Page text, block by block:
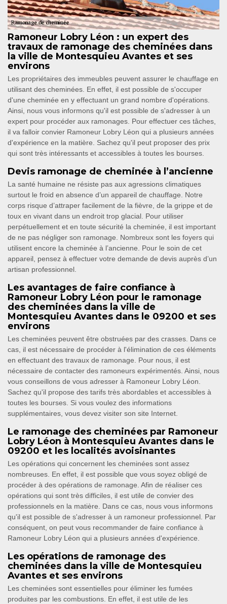
Ramoneur Lobry Léon : un expert des
travaux de ramonage des cheminées dans
la ville de Montesquieu Avantes et ses
environs
Les propriétaires des immeubles peuvent assurer le chauffage en
utilisant des cheminées. En effet, il est possible de s'occuper
d'une cheminée en y effectuant un grand nombre d'opérations.
Ainsi, nous vous informons qu'il est possible de s'adresser à un
expert pour procéder aux ramonages. Pour effectuer ces tâches,
il va falloir convier Ramoneur Lobry Léon qui a plusieurs années
d'expérience en la matière. Sachez qu'il peut proposer des prix
qui sont très intéressants et accessibles à toutes les bourses.
Devis ramonage de cheminée à l’ancienne
La santé humaine ne résiste pas aux agressions climatiques
surtout le froid en absence d’un appareil de chauffage. Notre
corps risque d’attraper facilement de la fièvre, de la grippe et de
toux en vivant dans un endroit trop glacial. Pour utiliser
perpétuellement et en toute sécurité la cheminée, il est important
de ne pas négliger son ramonage. Nombreux sont les foyers qui
utilisent encore la cheminée à l’ancienne. Pour le soin de cet
appareil, pensez à effectuer votre demande de devis auprès d’un
artisan professionnel.
Les avantages de faire confiance à
Ramoneur Lobry Léon pour le ramonage
des cheminées dans la ville de
Montesquieu Avantes dans le 09200 et ses
environs
Les cheminées peuvent être obstruées par des crasses. Dans ce
cas, il est nécessaire de procéder à l'élimination de ces éléments
en effectuant des travaux de ramonage. Pour nous, il est
nécessaire de contacter des ramoneurs expérimentés. Ainsi, nous
vous conseillons de vous adresser à Ramoneur Lobry Léon.
Sachez qu'il propose des tarifs très abordables et accessibles à
toutes les bourses. Si vous voulez des informations
supplémentaires, vous devez visiter son site Internet.
Le ramonage des cheminées par Ramoneur
Lobry Léon à Montesquieu Avantes dans le
09200 et les localités avoisinantes
Les opérations qui concernent les cheminées sont assez
nombreuses. En effet, il est possible que vous soyez obligé de
procéder à des opérations de ramonage. Afin de réaliser ces
opérations qui sont très difficiles, il est utile de convier des
professionnels en la matière. Dans ce cas, nous vous informons
qu'il est possible de s'adresser à un ramoneur professionnel. Par
conséquent, on peut vous recommander de faire confiance à
Ramoneur Lobry Léon qui a plusieurs années d'expérience.
Les opérations de ramonage des
cheminées dans la ville de Montesquieu
Avantes et ses environs
Les cheminées sont essentielles pour éliminer les fumées
produites par les combustions. En effet, il est utile de les